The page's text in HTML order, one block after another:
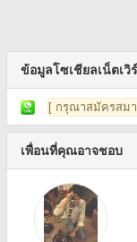
ข้อมูลโซเชียลเน็ตเวิ
[ กรุณาสมัครสม
เพื่อนที่คุณอาจชอบ